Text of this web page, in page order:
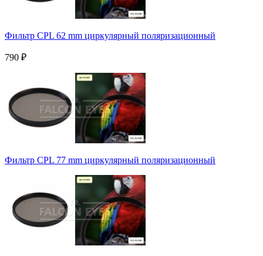
Фильтр CPL 62 mm циркулярный поляризационный
790 ₽
Фильтр CPL 77 mm циркулярный поляризационный